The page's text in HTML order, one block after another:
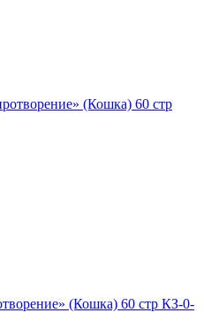
(Кошка) 60 стр КЗ-0-